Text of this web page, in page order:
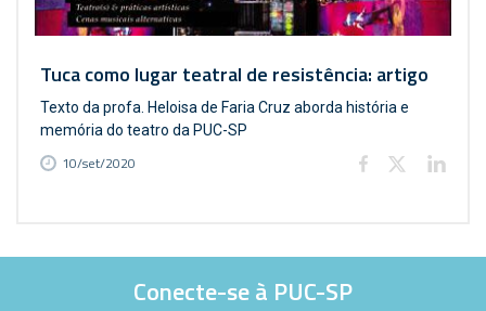
Tuca como lugar teatral de resistência: artigo
Texto da profa. Heloisa de Faria Cruz aborda história e
memória do teatro da PUC-SP
10/set/2020
Conecte-se à PUC-SP